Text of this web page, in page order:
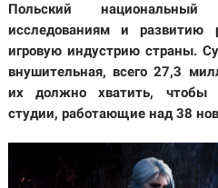
Польский
исследованиям и
игровую индустрию страны.
внушительная, всего 27,3
их должно хватить, чтобы
студии, работающие над 38